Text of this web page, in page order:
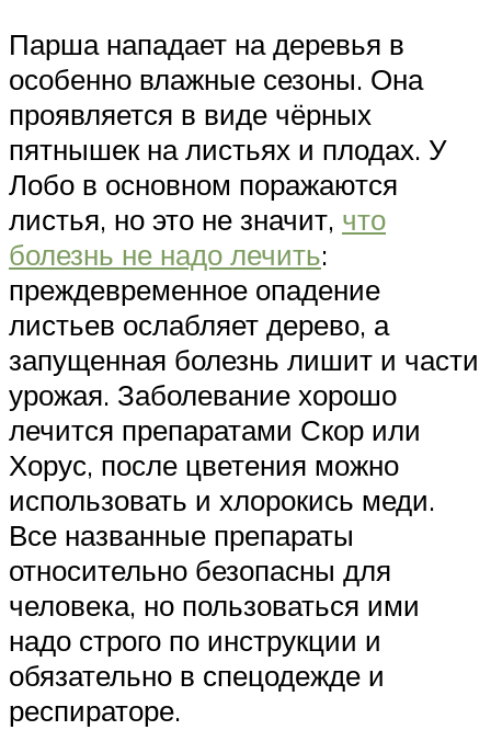
Парша нападает на деревья в
особенно влажные сезоны. Она
проявляется в виде чёрных
пятнышек на листьях и плодах. У
Лобо в основном поражаются
листья, но это не значит, что
болезнь не надо лечить:
преждевременное опадение
листьев ослабляет дерево, а
запущенная болезнь лишит и части
урожая. Заболевание хорошо
лечится препаратами Скор или
Хорус, после цветения можно
использовать и хлорокись меди.
Все названные препараты
относительно безопасны для
человека, но пользоваться ими
надо строго по инструкции и
обязательно в спецодежде и
респираторе.